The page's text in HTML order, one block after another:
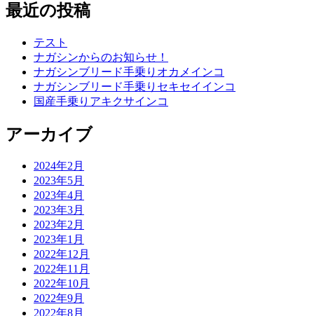
最近の投稿
テスト
ナガシンからのお知らせ！
ナガシンブリード手乗りオカメインコ
ナガシンブリード手乗りセキセイインコ
国産手乗りアキクサインコ
アーカイブ
2024年2月
2023年5月
2023年4月
2023年3月
2023年2月
2023年1月
2022年12月
2022年11月
2022年10月
2022年9月
2022年8月